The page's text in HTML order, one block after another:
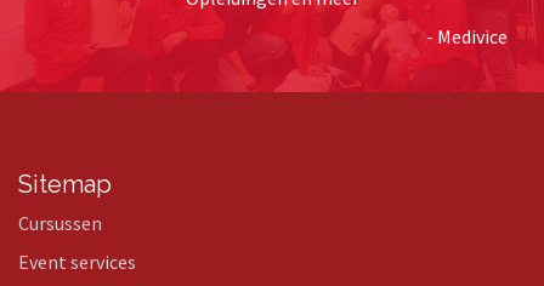
- Medivice
Sitemap
Cursussen
Event services